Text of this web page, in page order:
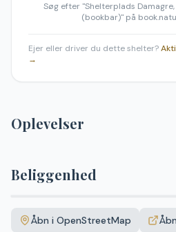
Søg efter "Shelterplads
(bookbar)" på
Ejer eller driver du dette shelter?
→
Oplevelser
Beliggenhed
+Åbn i OpenStreetMap